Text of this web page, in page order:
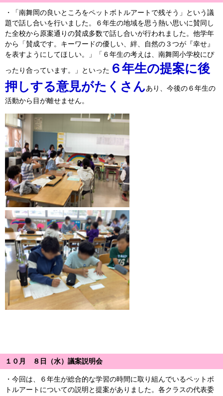
・「南舞岡の良いところをペットボトルアートで残そう」という議
題で話し合いを行いました。６年生の地域を思う熱い思いに賛同し
た全校から原案通りの賛成多数で話し合いが行われました。他学年
から「賛成です。キーワードの優しい、絆、自然の３つが『幸せ』
を表すようにしてほしい。」「６年生の考えは、南舞岡小学校にぴ
ったり合っています。」といった ６年生の提案に後
押しする意見がたくさんあり、今後の６年生の
活動から目が離せません。
１０月 ８日（水）議案説明会
・今回は、６年生が総合的な学習の時間に取り組んでいるペットボ
トルアートについての説明と提案がありました。各クラスの代表委